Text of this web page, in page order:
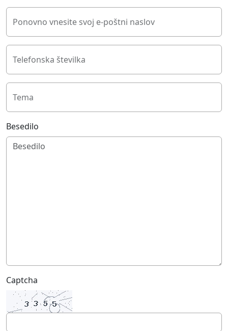
Ponovno vnesite svoj e-poštni naslov
Telefonska številka
Tema
Besedilo
Captcha